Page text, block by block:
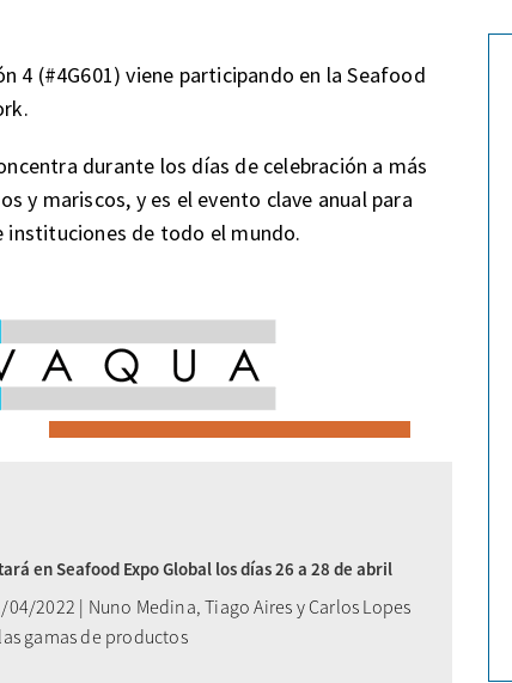
4 (#4G601) viene participando en la Seafood
durante los días de celebración a más
y mariscos, y es el evento clave anual para
instituciones de todo el mundo.
en Seafood Expo Global los días 26 a 28 de abril
2022 | Nuno Medina, Tiago Aires y Carlos Lopes
gamas de productos